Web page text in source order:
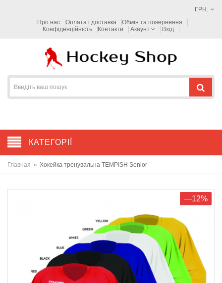
ГРН.
Про нас
Оплата і доставка
Обмін та повернення
Конфіденційність
Контакти Акаунт Вхід
КАТЕГОРІЇ
Главная » Хокейка тренувальна TEMPISH Senior
—12%